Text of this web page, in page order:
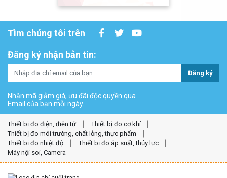
Tìm chúng tôi trên
Đăng ký nhận bản tin:
Đăng ký
Nhận mã giảm giá, ưu đãi độc quyền qua
Email của bạn mỗi ngày.
Thiết bị đo điện, điện tử
Thiết bị đo cơ khí
Thiết bị đo môi trường, chất lỏng, thực phẩm
Thiết bị đo nhiệt độ
Thiết bị đo áp suất, thủy lực
Máy nội soi, Camera